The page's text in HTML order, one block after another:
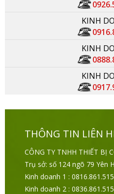
KINH
KINH
KINH
THÔNG TIN LIÊN
CÔNG TY TNHH THIẾT BỊ
Trụ sở: số 124 ngõ 79 Yên
Kinh doanh 1 : 0816.861.515
Kinh doanh 2 : 0836.861.515